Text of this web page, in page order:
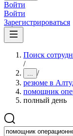
Войти
Войти
Зарегистрироваться
Поиск
/
... /
резюме в
помощник
полный день